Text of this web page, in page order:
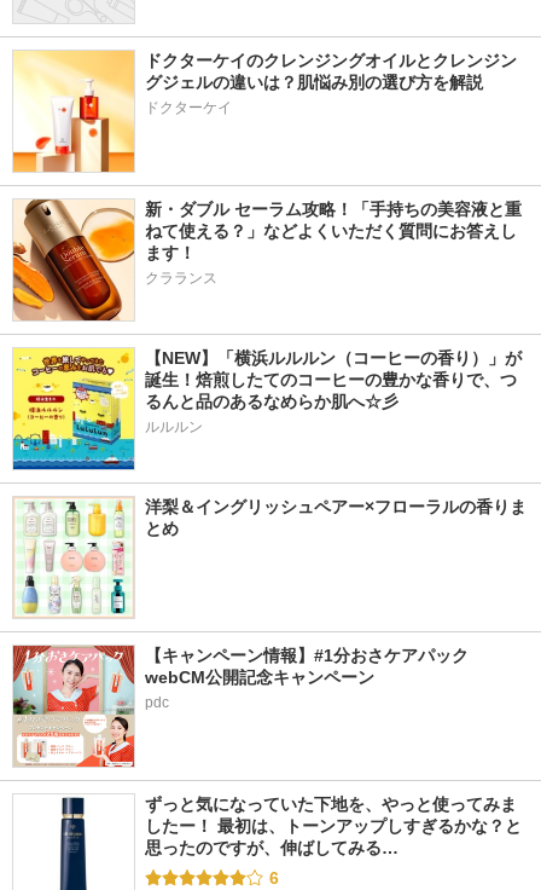
ドクターケイのクレンジングオイルとクレンジン
グジェルの違いは？肌悩み別の選び方を解説
ドクターケイ
新・ダブル セーラム攻略！「手持ちの美容液と重
ねて使える？」などよくいただく質問にお答えし
ます！
クラランス
【NEW】「横浜ルルルン（コーヒーの香り）」が
誕生！焙煎したてのコーヒーの豊かな香りで、つ
るんと品のあるなめらか肌へ☆彡
ルルルン
洋梨＆イングリッシュペアー×フローラルの香りま
とめ
【キャンペーン情報】#1分おさケアパック
webCM公開記念キャンペーン
pdc
ずっと気になっていた下地を、やっと使ってみま
したー！ 最初は、トーンアップしすぎるかな？と
思ったのですが、伸ばしてみる…
6